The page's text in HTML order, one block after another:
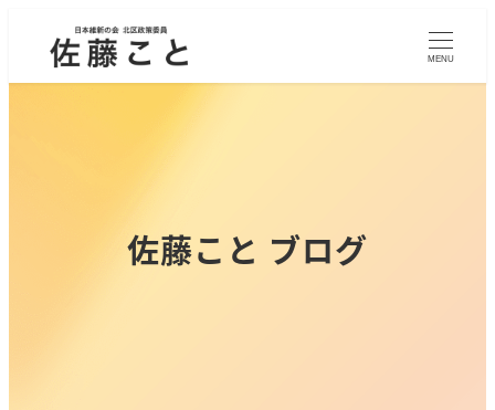
MENU
佐藤こと ブログ